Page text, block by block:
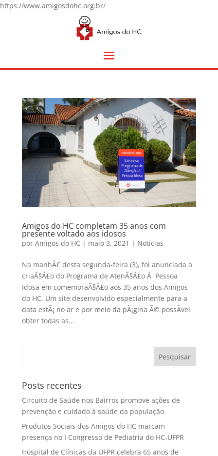
https://www.amigosdohc.org.br/
Amigos do HC completam 35 anos com
presente voltado aos idosos
por Amigos do HC | maio 3, 2021 | Notícias
Na manhÃ£ desta segunda-feira (3), foi anunciada a
criaÃ§Ã£o do Programa de AtenÃ§Ã£o Ã Pessoa
Idosa em comemoraÃ§Ã£o aos 35 anos dos Amigos
do HC. Um site desenvolvido especialmente para a
data estÃ¡ no ar e por meio da pÃ¡gina Ã© possÃ­vel
obter todas as...
Posts recentes
Circuito de Saúde nos Bairros promove ações de
prevenção e cuidado à saúde da população
Produtos Sociais dos Amigos do HC marcam
presença no I Congresso de Pediatria do HC-UFPR
Hospital de Clínicas da UFPR celebra 65 anos de